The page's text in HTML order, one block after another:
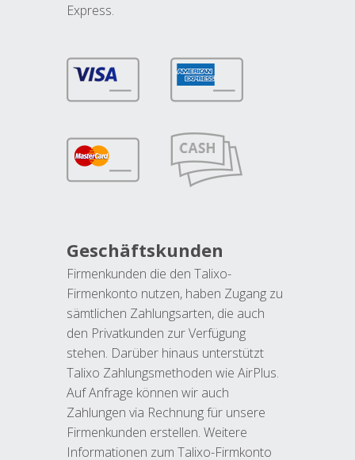
Express.
Geschäftskunden
Firmenkunden die den Talixo-
Firmenkonto nutzen, haben Zugang zu
sämtlichen Zahlungsarten, die auch
den Privatkunden zur Verfügung
stehen. Darüber hinaus unterstützt
Talixo Zahlungsmethoden wie AirPlus.
Auf Anfrage können wir auch
Zahlungen via Rechnung für unsere
Firmenkunden erstellen. Weitere
Informationen zum Talixo-Firmkonto